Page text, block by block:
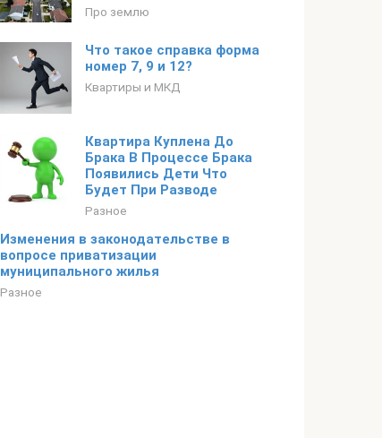
Про землю
Что такое справка форма
номер 7, 9 и 12?
Квартиры и МКД
Квартира Куплена До
Брака В Процессе Брака
Появились Дети Что
Будет При Разводе
Разное
Изменения в законодательстве в
вопросе приватизации
муниципального жилья
Разное